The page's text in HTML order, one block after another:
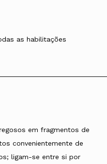
as habilitações
em fragmentos de
convenientemente de
ligam-se entre si por